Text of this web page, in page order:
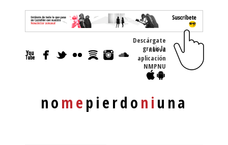
nomepierdoniuna
Descárgate
gratis la nueva
aplicación
NMPNU